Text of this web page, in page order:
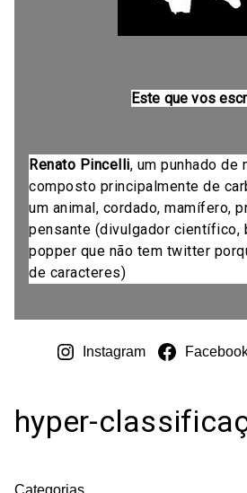
Este que vos
Renato Pincelli, um punhado de
composto principalmente de
um animal, cordado, mamífero,
pensante (divulgador científico,
popper que não tem twitter
de caracteres)
Instagram
hyper-
Categorias